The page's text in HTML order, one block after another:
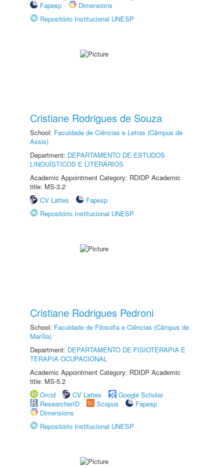
Fapesp
Dimensions
Repositório Institucional UNESP
Cristiane Rodrigues de Souza
School: Faculdade de Ciências e Letras (Câmpus de
Assis)
Department: DEPARTAMENTO DE ESTUDOS
LINGUÍSTICOS E LITERÁRIOS
Academic Appointment Category: RDIDP Academic
title: MS-3.2
CV Lattes
Fapesp
Repositório Institucional UNESP
Cristiane Rodrigues Pedroni
School: Faculdade de Filosofia e Ciências (Câmpus de
Marília)
Department: DEPARTAMENTO DE FISIOTERAPIA E
TERAPIA OCUPACIONAL
Academic Appointment Category: RDIDP Academic
title: MS-5.2
Orcid
CV Lattes
Google Scholar
ResearcherID
Scopus
Fapesp
Dimensions
Repositório Institucional UNESP